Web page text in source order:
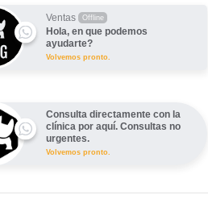
Ventas Offline
Hola, en que podemos
ayudarte?
Volvemos pronto.
Consulta directamente con la
clínica por aquí. Consultas no
urgentes.
Volvemos pronto.